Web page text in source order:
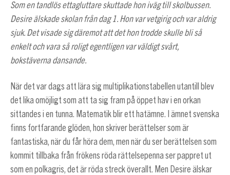
Som en tandlös ettagluttare skuttade hon iväg till skolbussen.
Desire älskade skolan från dag 1. Hon var vetgirig och var aldrig
sjuk. Det visade sig däremot att det hon trodde skulle bli så
enkelt och vara så roligt egentligen var väldigt svårt,
bokstäverna dansande.
När det var dags att lära sig multiplikationstabellen utantill blev
det lika omöjligt som att ta sig fram på öppet hav i en orkan
sittandes i en tunna. Matematik blir ett hatämne. I ämnet svenska
finns fortfarande glöden, hon skriver berättelser som är
fantastiska, när du får höra dem, men när du ser berättelsen som
kommit tillbaka från frökens röda rättelsepenna ser pappret ut
som en polkagris, det är röda streck överallt. Men Desire älskar